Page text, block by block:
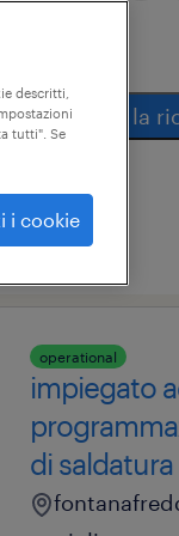
salva la
operational
impiegato
di
descritti,
tutti". Se
i cookie